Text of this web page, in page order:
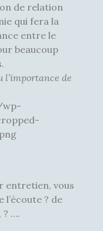
de relation
qui fera la
entre le
beaucoup
l’importance de
entretien, vous
l’écoute ? de
? ….